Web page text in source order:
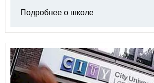
Подробнее о школе